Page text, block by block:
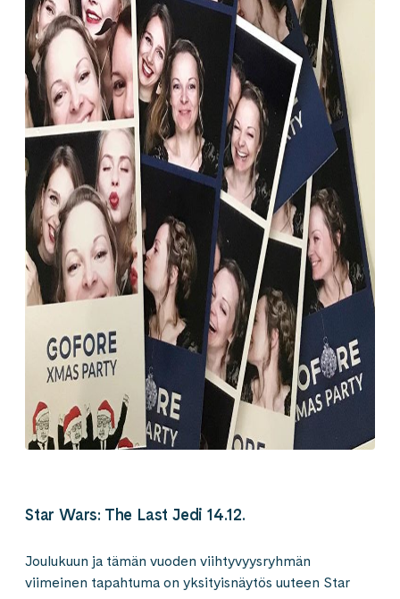
Star Wars: The Last Jedi 14.12.
Joulukuun ja tämän vuoden viihtyvyysryhmän
viimeinen tapahtuma on yksityisnäytös uuteen Star